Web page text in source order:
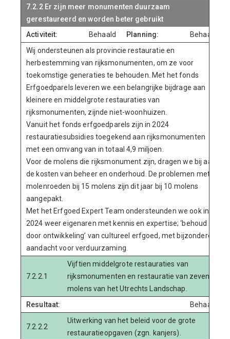
7.2.2 Er zijn meer monumenten duurzaam
gerestaureerd en worden beter gebruikt
Activiteit:
Behaald Planning:
Behaald
Wij ondersteunen als provincie restauratie en
herbestemming van rijksmonumenten, om ze voor
toekomstige generaties te behouden. Met het fonds
Erfgoedparels leveren we een belangrijke bijdrage aan
kleinere en middelgrote restauraties van
rijksmonumenten, zijnde niet-woonhuizen.
Vanuit het fonds erfgoedparels zijn in 2024
restauratiesubsidies toegekend aan rijksmonumenten
met een omvang van in totaal 4,9 miljoen.
Voor de molens die rijksmonument zijn, dragen we bij aan
de kosten van beheer en onderhoud. De problemen met
molenroeden bij 15 molens zijn dit jaar bij 10 molens
aangepakt.
Met het Erfgoed Expert Team ondersteunden we ook in
2024 weer eigenaren met kennis en expertise; ‘behoud
door ontwikkeling’ van cultureel erfgoed, met bijzondere
aandacht voor verduurzaming.
7.2.2.1
Vijftien middelgrote restauraties van
rijksmonumenten en restauratie van zeven
molens van het Utrechts Landschap.
Resultaat:
Behaald
7.2.2.2
Uitwerking van het beleid voor de grote
restauratieopgaven (zgn. kanjers).